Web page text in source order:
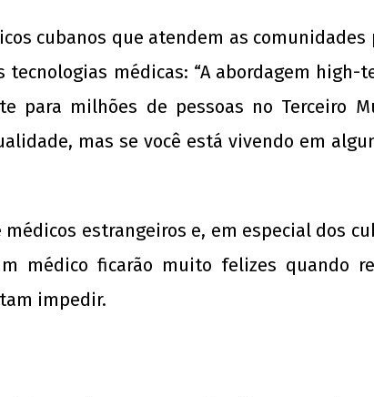
cubanos que atendem as comunidades
médicas: “A abordagem high-
para milhões de pessoas no Terceiro
mas se você está vivendo em
estrangeiros e, em especial dos
médico ficarão muito felizes quando
impedir.